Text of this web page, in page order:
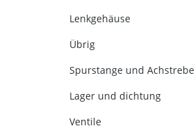
Lenkgehäuse
Übrig
Spurstange und Achstrebe
Lager und dichtung
Ventile